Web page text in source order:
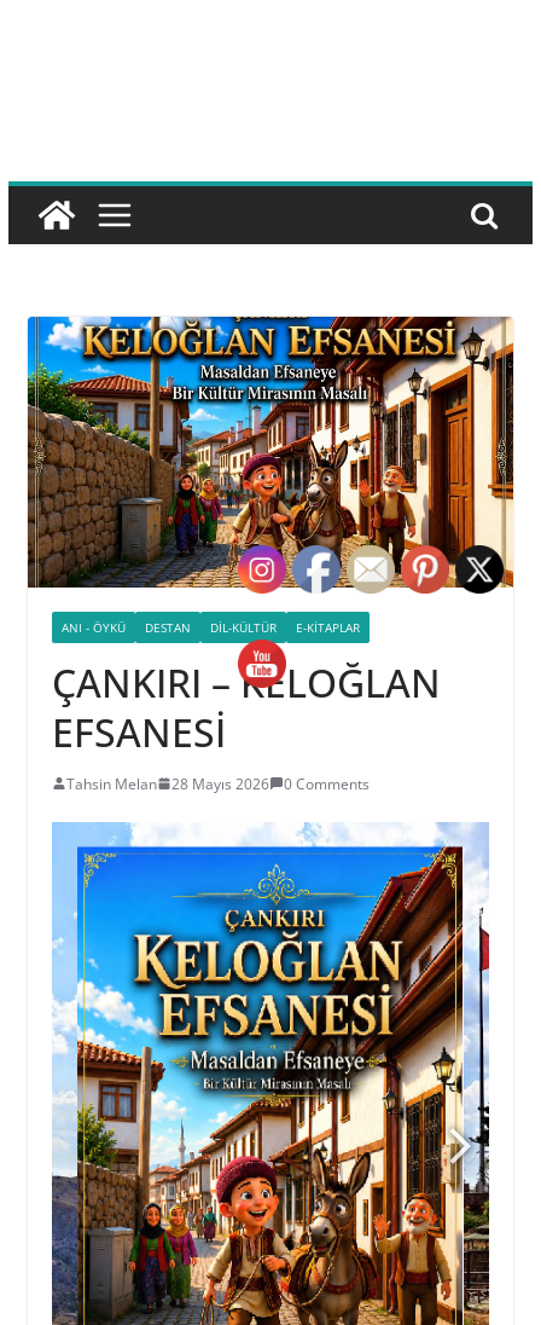
ANI - ÖYKÜ DESTAN DIL-KÜLTÜR E-KITAPLAR
ÇANKIRI – KELOĞLAN
EFSANESİ
Tahsin Melan 28 Mayıs 2026 0 Comments